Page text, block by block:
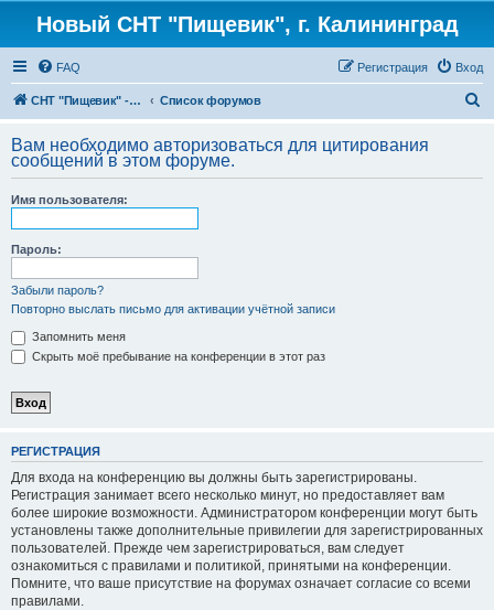
Новый СНТ "Пищевик", г. Калининград
FAQ Вход
Регистрация
СНТ "Пищевик" - возвращение на Главную страницу Список форумов
с
Вам необходимо авторизоваться для цитирования
сообщений в этом форуме.
Имя пользователя:
Пароль:
Забыли пароль?
Повторно выслать письмо для активации учётной записи
Запомнить меня
Скрыть моё пребывание на конференции в этот раз
РЕГИСТРАЦИЯ
Для входа на конференцию вы должны быть зарегистрированы.
Регистрация занимает всего несколько минут, но предоставляет вам
более широкие возможности. Администратором конференции могут быть
установлены также дополнительные привилегии для зарегистрированных
пользователей. Прежде чем зарегистрироваться, вам следует
ознакомиться с правилами и политикой, принятыми на конференции.
Помните, что ваше присутствие на форумах означает согласие со всеми
правилами.